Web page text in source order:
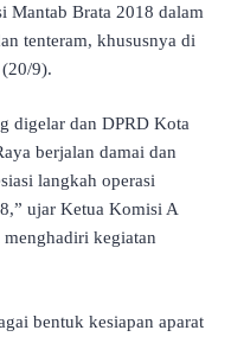
Mantab Brata 2018 dalam
tenteram, khususnya di
9).
digelar dan DPRD Kota
berjalan damai dan
langkah operasi
ujar Ketua Komisi A
kegiatan
bentuk kesiapan aparat